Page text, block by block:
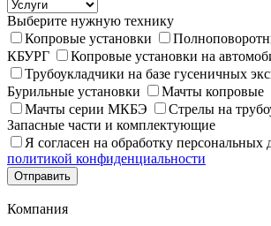
Выберите нужную технику
Копровые установки
КБУРГ
Копровые установки на
Трубоукладчики на базе гусеничных
Бурильные установки
Мачты копровые
Мачты серии МКБЭ
Стрелы на
Запасные части и комплектующие
Я согласен на обработку персональных
политикой конфиденциальности
Отправить
Компания